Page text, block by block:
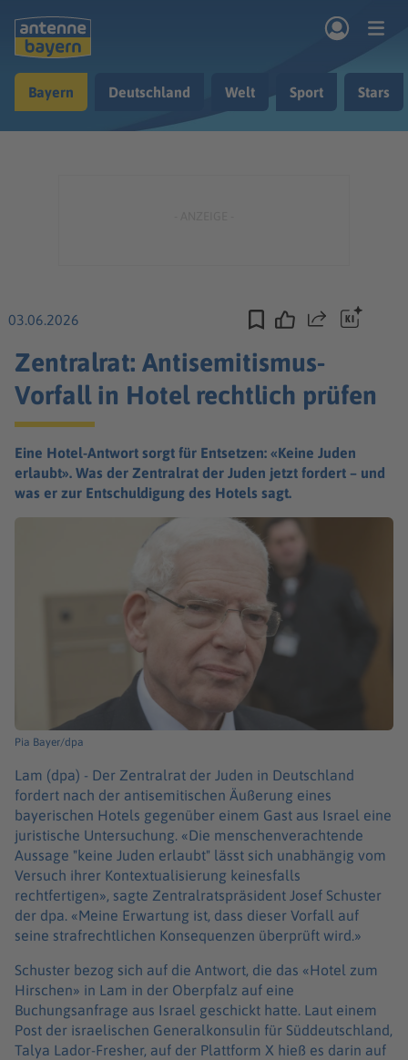
Musik & Radio
Bayern Deutschland Welt Sport Stars
03.06.2026 Teilen
Zentralrat: Antisemitismus-
Vorfall in Hotel rechtlich prüfen
Eine Hotel-Antwort sorgt für Entsetzen: «Keine Juden
erlaubt». Was der Zentralrat der Juden jetzt fordert – und
was er zur Entschuldigung des Hotels sagt.
Pia Bayer/dpa
Lam (dpa) - Der Zentralrat der Juden in Deutschland
fordert nach der antisemitischen Äußerung eines
bayerischen Hotels gegenüber einem Gast aus Israel eine
juristische Untersuchung. «Die menschenverachtende
Aussage "keine Juden erlaubt" lässt sich unabhängig vom
Versuch ihrer Kontextualisierung keinesfalls
rechtfertigen», sagte Zentralratspräsident Josef Schuster
der dpa. «Meine Erwartung ist, dass dieser Vorfall auf
seine strafrechtlichen Konsequenzen überprüft wird.»
Schuster bezog sich auf die Antwort, die das «Hotel zum
Hirschen» in Lam in der Oberpfalz auf eine
Buchungsanfrage aus Israel geschickt hatte. Laut einem
Post der israelischen Generalkonsulin für Süddeutschland,
Talya Lador-Fresher, auf der Plattform X hieß es darin auf